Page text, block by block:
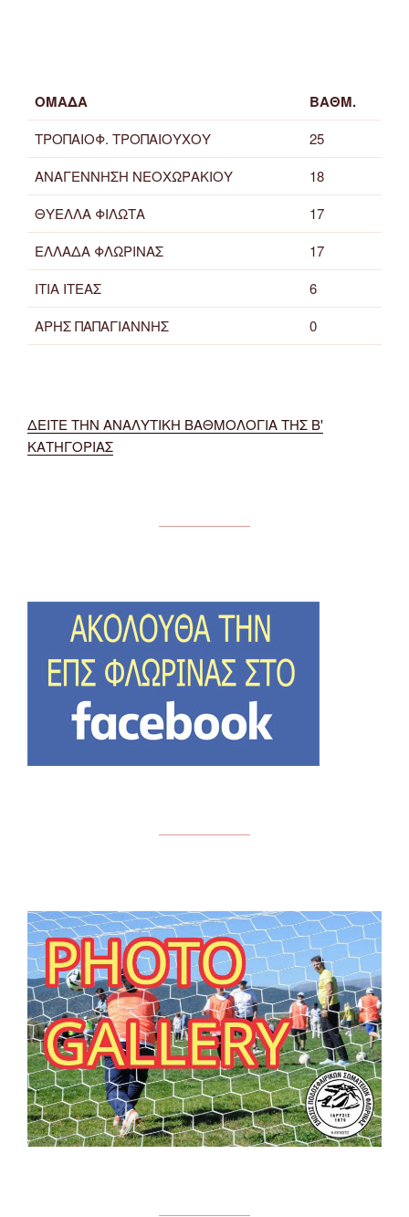
ΟΜΑΔΑ ΒΑΘΜ.
ΤΡΟΠΑΙΟΦ. ΤΡΟΠΑΙΟΥΧΟΥ
25
ΑΝΑΓΕΝΝΗΣΗ ΝΕΟΧΩΡΑΚΙΟΥ
18
ΘΥΕΛΛΑ ΦΙΛΩΤΑ
17
ΕΛΛΑΔΑ ΦΛΩΡΙΝΑΣ
17
ΙΤΙΑ ΙΤΕΑΣ
6
ΑΡΗΣ ΠΑΠΑΓΙΑΝΝΗΣ
0
ΔΕΙΤΕ ΤΗΝ ΑΝΑΛΥΤΙΚΗ ΒΑΘΜΟΛΟΓΙΑ ΤΗΣ Β'
ΚΑΤΗΓΟΡΙΑΣ